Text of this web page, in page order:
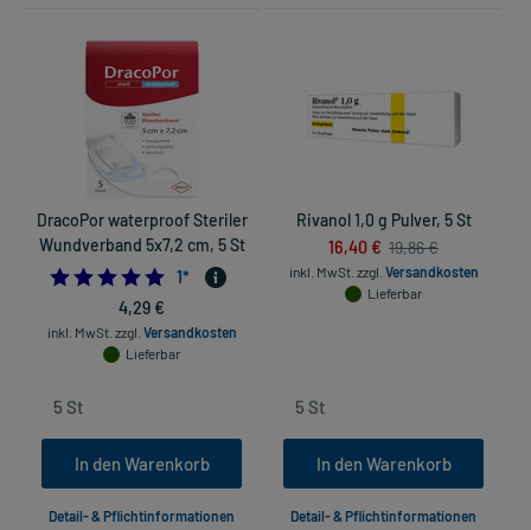
DracoPor waterproof Steriler
Wundverband 5x7,2 cm, 5 St
5.0
1*
4,29 €
inkl. MwSt. zzgl. Versandkosten
Lieferbar
In den Warenkorb
Detail- & Pflichtinformationen
Rivanol 1,0 g Pulver, 5 St
16,40 € 19,86 €
inkl. MwSt. zzgl. Versandkosten
Lieferbar
In den Warenkorb
Detail- & Pflichtinformationen